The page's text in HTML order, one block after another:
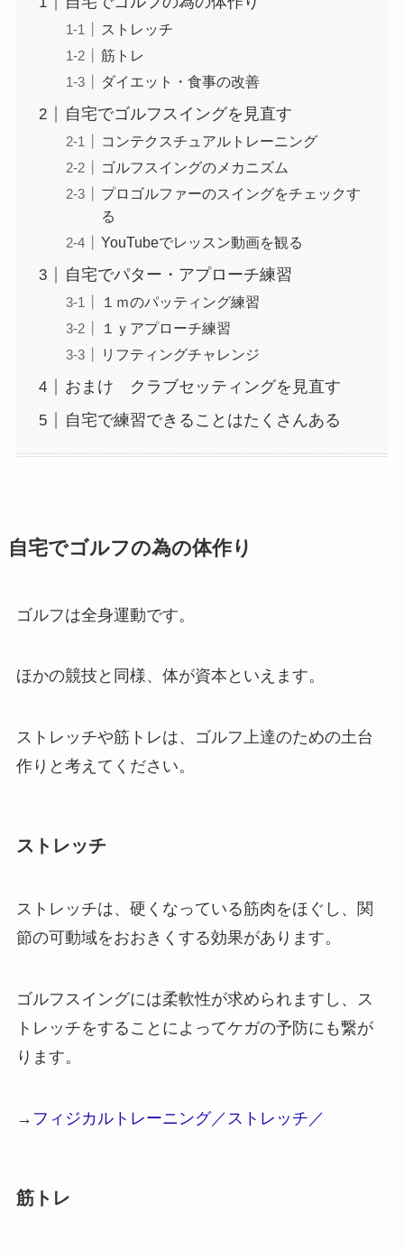
ストレッチ
筋トレ
ダイエット・食事の改善
自宅でゴルフスイングを見直す
コンテクスチュアルトレーニング
ゴルフスイングのメカニズム
プロゴルファーのスイングをチェックす
る
YouTubeでレッスン動画を観る
自宅でパター・アプローチ練習
１ｍのパッティング練習
１ｙアプローチ練習
リフティングチャレンジ
おまけ クラブセッティングを見直す
自宅で練習できることはたくさんある
自宅でゴルフの為の体作り
ゴルフは全身運動です。
ほかの競技と同様、体が資本といえます。
ストレッチや筋トレは、ゴルフ上達のための土台
作りと考えてください。
ストレッチ
ストレッチは、硬くなっている筋肉をほぐし、関
節の可動域をおおきくする効果があります。
ゴルフスイングには柔軟性が求められますし、ス
トレッチをすることによってケガの予防にも繋が
ります。
→ フィジカルトレーニング／ストレッチ／
筋トレ